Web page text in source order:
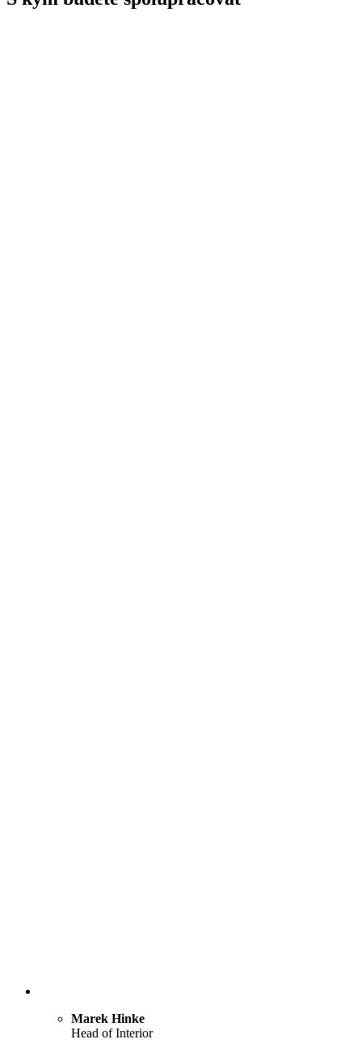
Marek Hinke
Head of Interior